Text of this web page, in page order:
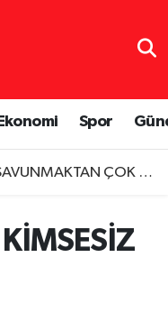
Ekonomi Spor
ÇOK ANLATMALIYIZ"
Fikstür